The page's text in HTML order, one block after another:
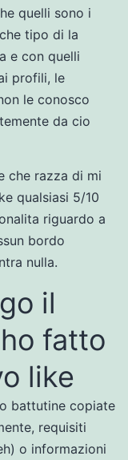
quelli sono i
tipo di la
e con quelli
profili, le
le conosco
da cio
che razza di mi
qualsiasi 5/10
riguardo a
bordo
nulla.
il
fatto
like
battutine copiate
requisiti
o informazioni